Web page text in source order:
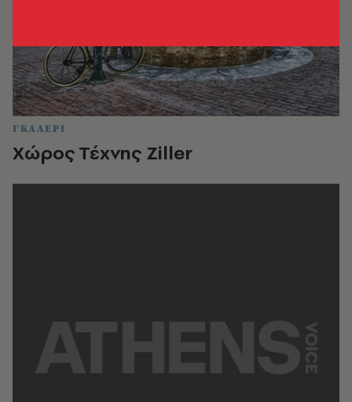
ΓΚΑΛΕΡΙ
Χώρος Τέχνης Ziller